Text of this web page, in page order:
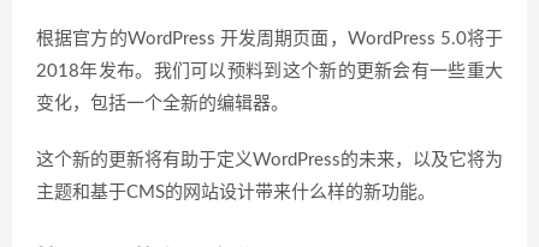
根据官方的WordPress 开发周期页面，WordPress 5.0将于
2018年发布。我们可以预料到这个新的更新会有一些重大
变化，包括一个全新的编辑器。
这个新的更新将有助于定义WordPress的未来，以及它将为
主题和基于CMS的网站设计带来什么样的新功能。